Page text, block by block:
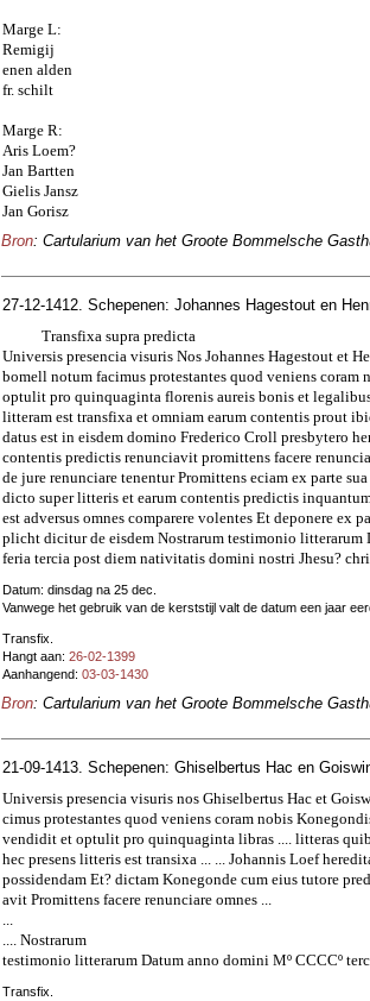
Marge L:
Remigij
enen alden
fr. schilt
Marge R:
Aris Loem?
Jan Bartten
Gielis Jansz
Jan Gorisz
Bron: Cartularium van het Groote Bommelsche
27-12-1412. Schepenen: Johannes Hagestout en
Transfixa supra predicta
Universis presencia visuris Nos Johannes Hagestout et
bomell notum facimus protestantes quod veniens
optulit pro quinquaginta florenis aureis bonis et
litteram est transfixa et omniam earum contentis prout
datus est in eisdem domino Frederico Croll presbytero
contentis predictis renunciavit promittens facere
de jure renunciare tenentur Promittens eciam ex parte
dicto super litteris et earum contentis predictis
est adversus omnes comparere volentes Et deponere ex
plicht dicitur de eisdem Nostrarum testimonio litterarum
feria tercia post diem nativitatis domini nostri Jhesu?
Datum: dinsdag na 25 dec.
Vanwege het gebruik van de kerststijl valt de datum een jaar
Transfix.
Hangt aan: 26-02-1399
Aanhangend: 03-03-1430
Bron: Cartularium van het Groote Bommelsche
21-09-1413. Schepenen: Ghiselbertus Hac en
Universis presencia visuris nos Ghiselbertus Hac et
cimus protestantes quod veniens coram nobis
vendidit et optulit pro quinquaginta libras .... litteras
hec presens litteris est transixa ... ... Johannis Loef
possidendam Et? dictam Konegonde cum eius tutore
avit Promittens facere renunciare omnes ...
...
.... Nostrarum
testimonio litterarum Datum anno domini Mº CCCCº
Transfix.